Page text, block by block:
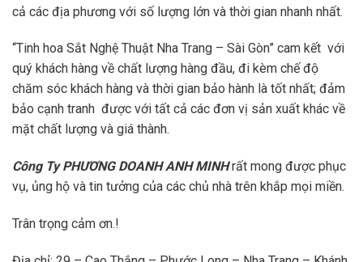
cả các địa phương với số lượng lớn và thời gian nhanh nhất.
“Tinh hoa Sắt Nghệ Thuật Nha Trang – Sài Gòn” cam kết với
quý khách hàng về chất lượng hàng đầu, đi kèm chế độ
chăm sóc khách hàng và thời gian bảo hành là tốt nhất; đảm
bảo cạnh tranh được với tất cả các đơn vị sản xuất khác về
mặt chất lượng và giá thành.
Công Ty PHƯƠNG DOANH ANH MINHrất mong được phục
vụ, ủng hộ và tin tưởng của các chủ nhà trên khắp mọi miền.
Trân trọng cảm ơn.!